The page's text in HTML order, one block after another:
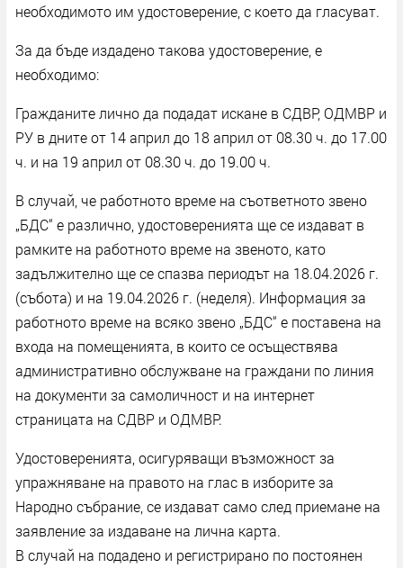
необходимото им удостоверение, с което да гласуват.
За да бъде издадено такова удостоверение, е
необходимо:
Гражданите лично да подадат искане в СДВР, ОДМВР и
РУ в дните от 14 април до 18 април от 08.30 ч. до 17.00
ч. и на 19 април от 08.30 ч. до 19.00 ч.
В случай, че работното време на съответното звено
„БДС“ е различно, удостоверенията ще се издават в
рамките на работното време на звеното, като
задължително ще се спазва периодът на 18.04.2026 г.
(събота) и на 19.04.2026 г. (неделя). Информация за
работното време на всяко звено „БДС“ е поставена на
входа на помещенията, в които се осъществява
административно обслужване на граждани по линия
на документи за самоличност и на интернет
страницата на СДВР и ОДМВР.
Удостоверенията, осигуряващи възможност за
упражняване на правото на глас в изборите за
Народно събрание, се издават само след приемане на
заявление за издаване на лична карта.
В случай на подадено и регистрирано по постоянен